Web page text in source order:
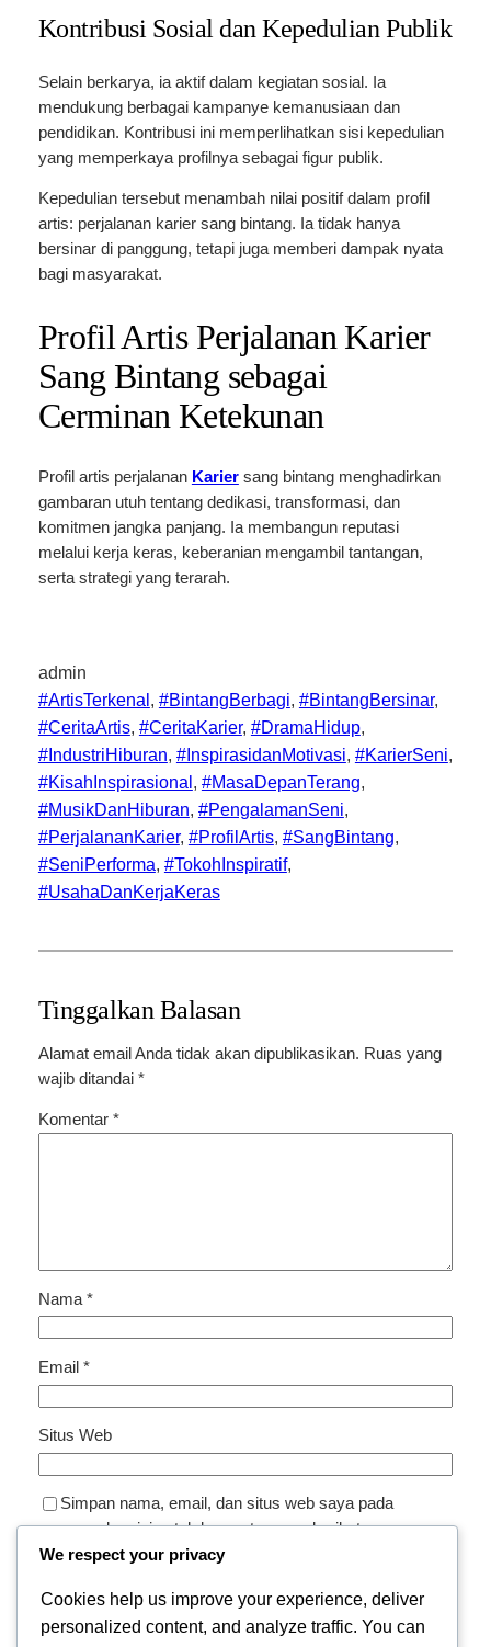
Kontribusi Sosial dan Kepedulian Publik
Selain berkarya, ia aktif dalam kegiatan sosial. Ia
mendukung berbagai kampanye kemanusiaan dan
pendidikan. Kontribusi ini memperlihatkan sisi kepedulian
yang memperkaya profilnya sebagai figur publik.
Kepedulian tersebut menambah nilai positif dalam profil
artis: perjalanan karier sang bintang. Ia tidak hanya
bersinar di panggung, tetapi juga memberi dampak nyata
bagi masyarakat.
Profil Artis Perjalanan Karier
Sang Bintang sebagai
Cerminan Ketekunan
Profil artis perjalanan Karier sang bintang menghadirkan
gambaran utuh tentang dedikasi, transformasi, dan
komitmen jangka panjang. Ia membangun reputasi
melalui kerja keras, keberanian mengambil tantangan,
serta strategi yang terarah.
admin
#ArtisTerkenal , #BintangBerbagi, #BintangBersinar
#CeritaArtis, #CeritaKarier, #DramaHidup
#IndustriHiburan, #InspirasidanMotivasi, #KarierSeni
#KisahInspirasional , #MasaDepanTerang
#MusikDanHiburan, #PengalamanSeni
#PerjalananKarier, #ProfilArtis, #SangBintang
#SeniPerforma, #TokohInspiratif
#UsahaDanKerjaKeras
Tinggalkan Balasan
Alamat email Anda tidak akan dipublikasikan. Ruas yang
wajib ditandai *
Komentar *
Nama *
Email *
Situs Web
Simpan nama, email, dan situs web saya pada
peramban ini untuk komentar saya berikutnya.
We respect your privacy
Cookies help us improve your experience, deliver
personalized content, and analyze traffic. You can